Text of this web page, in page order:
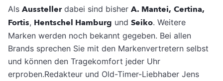
Als Ausstellerdabei sind bisher A. Mantei, Certina,
Fortis, Hentschel Hamburg und Seiko. Weitere
Marken werden noch bekannt gegeben. Bei allen
Brands sprechen Sie mit den Markenvertretern selbst
und können den Tragekomfort jeder Uhr
erproben.Redakteur und Old-Timer-Liebhaber Jens